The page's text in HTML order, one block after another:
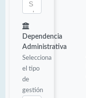
Dependencia
Administrativa
Selecciona
el tipo
de
gestión